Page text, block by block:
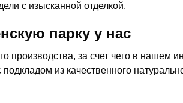
с изысканной отделкой.
парку у нас
за счет чего в нашем
из качественного